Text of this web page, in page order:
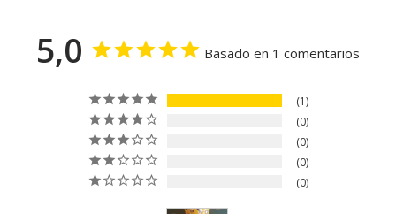
5,0 Basado en 1 comentarios
1
0
0
0
0